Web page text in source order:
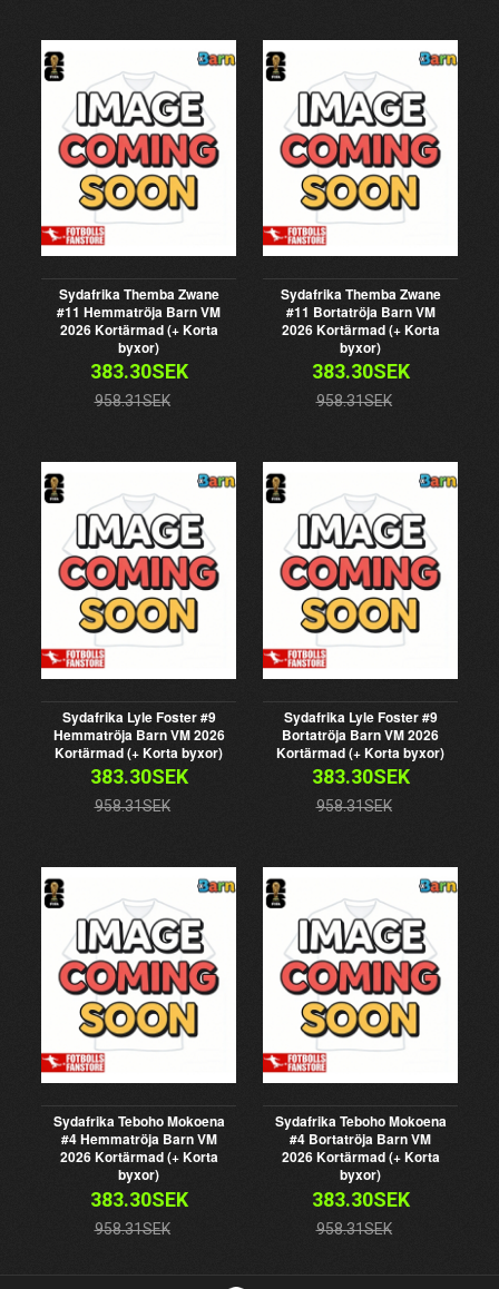
Sydafrika Themba Zwane
#11 Hemmatröja Barn VM
2026 Kortärmad (+ Korta
byxor)
383.30SEK
958.31SEK
Sydafrika Themba Zwane
#11 Bortatröja Barn VM
2026 Kortärmad (+ Korta
byxor)
383.30SEK
958.31SEK
Sydafrika Lyle Foster #9
Hemmatröja Barn VM 2026
Kortärmad (+ Korta byxor)
383.30SEK
958.31SEK
Sydafrika Lyle Foster #9
Bortatröja Barn VM 2026
Kortärmad (+ Korta byxor)
383.30SEK
958.31SEK
Sydafrika Teboho Mokoena
#4 Hemmatröja Barn VM
2026 Kortärmad (+ Korta
byxor)
383.30SEK
958.31SEK
Sydafrika Teboho Mokoena
#4 Bortatröja Barn VM
2026 Kortärmad (+ Korta
byxor)
383.30SEK
958.31SEK